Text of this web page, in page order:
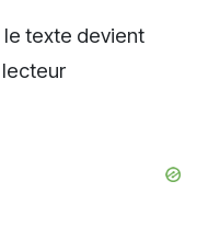
le texte devient